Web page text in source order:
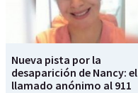
Nueva pista por la
desaparición de Nancy: el
llamado anónimo al 911